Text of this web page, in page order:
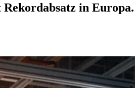
in